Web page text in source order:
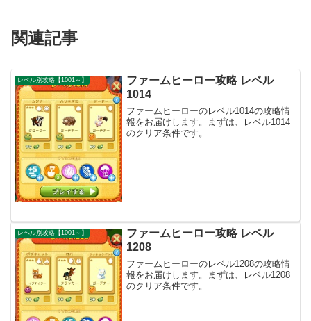
関連記事
レベル別攻略【1001～】
ファームヒーロー攻略 レベル
1014
ファームヒーローのレベル1014の攻略情
報をお届けします。まずは、レベル1014
のクリア条件です。
レベル別攻略【1001～】
ファームヒーロー攻略 レベル
1208
ファームヒーローのレベル1208の攻略情
報をお届けします。まずは、レベル1208
のクリア条件です。